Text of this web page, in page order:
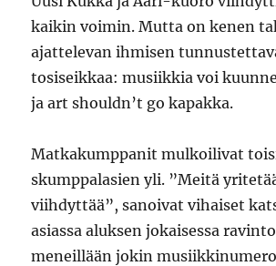
kaikin voimin. Mutta on kenen
ajattelevan ihmisen
tosiseikkaa: musiikkia voi
ja art shouldn’t go kapakka.
Matkakumppanit mulkoilivat
skumppalasien yli. ”Meitä
viihdyttää”, sanoivat vihaiset
asiassa aluksen jokaisessa
meneillään jokin